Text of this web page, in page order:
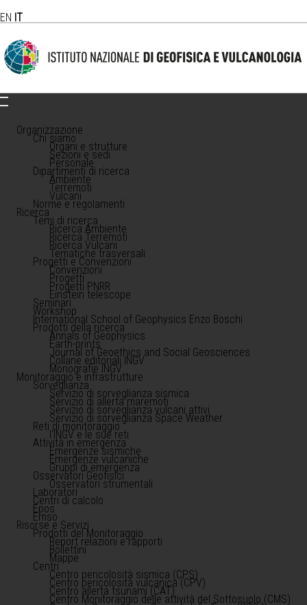
EN IT
Organizzazione
Chi siamo
Organi e strutture
Sezioni e sedi
Personale
Dipartimenti di ricerca
Ambiente
Terremoti
Vulcani
Norme e regolamenti
Ricerca
Temi di ricerca
Ricerca Ambiente
Ricerca Terremoti
Ricerca Vulcani
Tematiche trasversali
Progetti e Convenzioni
Convenzioni
Progetti
Progetti PNRR
Einstein telescope
Seminari
Workshop
International School of Geophysics Enzo Boschi
Prodotti della ricerca
Annals of Geophysics
Earth-prints
Journal of Geoethics and Social Geosciences
Collane editoriali INGV
Monografie INGV
Monitoraggio e infrastrutture
Sorveglianza
Servizio di sorveglianza sismica
Servizio di allerta maremoti
Servizio di sorveglianza vulcani attivi
Servizio di sorveglianza Space Weather
Reti di monitoraggio
l'INGV e le sue reti
Attività in emergenza
Emergenze sismiche
Emergenze vulcaniche
Gruppi di emergenza
Osservatori Geofisici
Osservatori strumentali
Laboratori
Centri di calcolo
Epos
Emso
Risorse e Servizi
Prodotti del Monitoraggio
Report relazioni e rapporti
Bollettini
Mappe
Centri
Centro pericolosità sismica (CPS)
Centro pericolosità vulcanica (CPV)
Centro allerta tsunami (CAT)
Centro Monitoraggio delle attività del Sottosuolo (CMS)